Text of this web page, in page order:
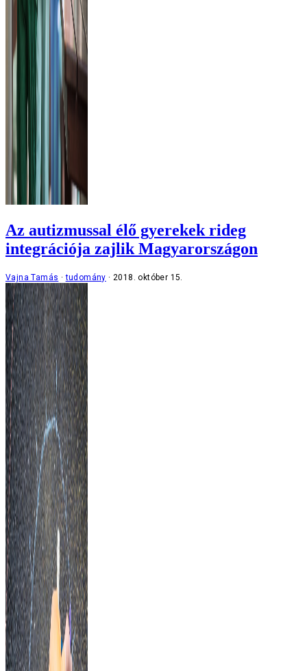
Az autizmussal élő gyerekek rideg
integrációja zajlik Magyarországon
Vajna Tamás tudomány 2018. október 15.